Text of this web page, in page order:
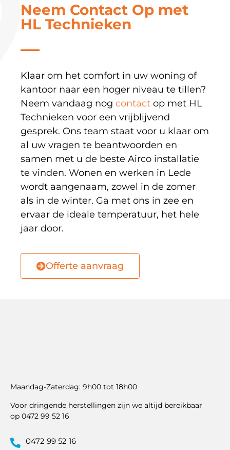
Neem Contact Op met
HL Technieken
Klaar om het comfort in uw woning of
kantoor naar een hoger niveau te tillen?
Neem vandaag nog contact op met HL
Technieken voor een vrijblijvend
gesprek. Ons team staat voor u klaar om
al uw vragen te beantwoorden en
samen met u de beste Airco installatie
te vinden. Wonen en werken in Lede
wordt aangenaam, zowel in de zomer
als in de winter. Ga met ons in zee en
ervaar de ideale temperatuur, het hele
jaar door.
Offerte aanvraag
Maandag-Zaterdag: 9h00 tot 18h00
Voor dringende herstellingen zijn we altijd bereikbaar
op 0472 99 52 16
0472 99 52 16